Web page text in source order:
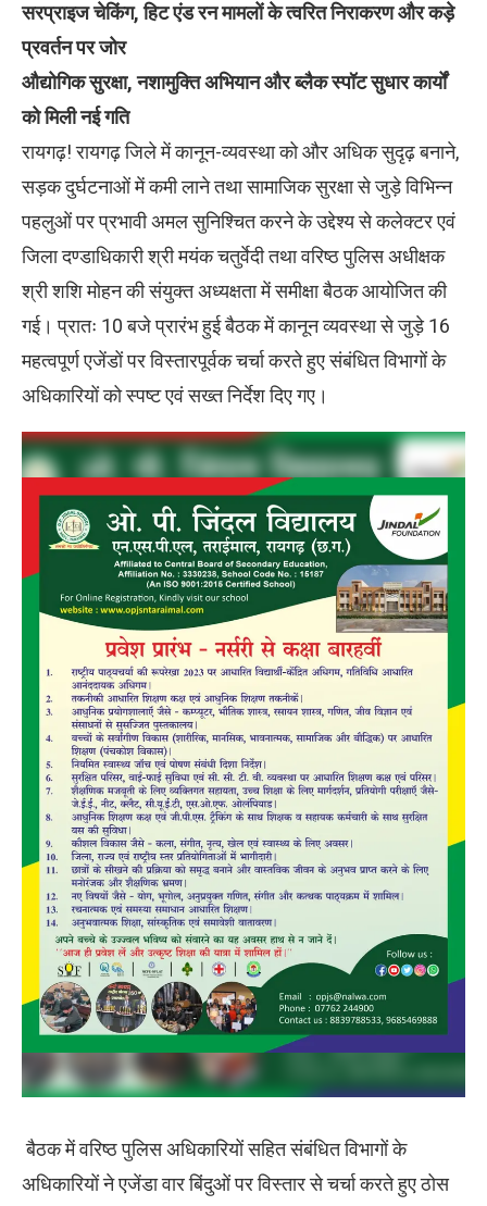
सरप्राइज चेकिंग, हिट एंड रन मामलों के त्वरित निराकरण और कड़े
प्रवर्तन पर जोर
औद्योगिक सुरक्षा, नशामुक्ति अभियान और ब्लैक स्पॉट सुधार कार्यों
को मिली नई गति
रायगढ़! रायगढ़ जिले में कानून-व्यवस्था को और अधिक सुदृढ़ बनाने,
सड़क दुर्घटनाओं में कमी लाने तथा सामाजिक सुरक्षा से जुड़े विभिन्न
पहलुओं पर प्रभावी अमल सुनिश्चित करने के उद्देश्य से कलेक्टर एवं
जिला दण्डाधिकारी श्री मयंक चतुर्वेदी तथा वरिष्ठ पुलिस अधीक्षक
श्री शशि मोहन की संयुक्त अध्यक्षता में समीक्षा बैठक आयोजित की
गई। प्रातः 10 बजे प्रारंभ हुई बैठक में कानून व्यवस्था से जुड़े 16
महत्वपूर्ण एजेंडों पर विस्तारपूर्वक चर्चा करते हुए संबंधित विभागों के
अधिकारियों को स्पष्ट एवं सख्त निर्देश दिए गए।
बैठक में वरिष्ठ पुलिस अधिकारियों सहित संबंधित विभागों के
अधिकारियों ने एजेंडा वार बिंदुओं पर विस्तार से चर्चा करते हुए ठोस